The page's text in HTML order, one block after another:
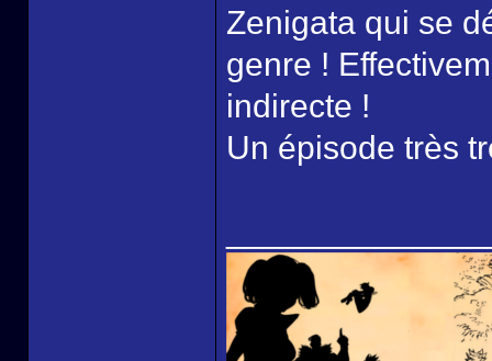
Zenigata qui se
genre !
indirecte !
Un épisode très